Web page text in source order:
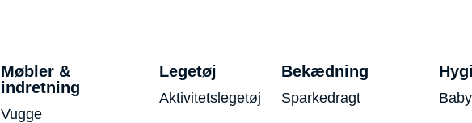
Møbler &
indretning
Vugge
Legetøj
Aktivitetslegetøj
Bekædning
Sparkedragt